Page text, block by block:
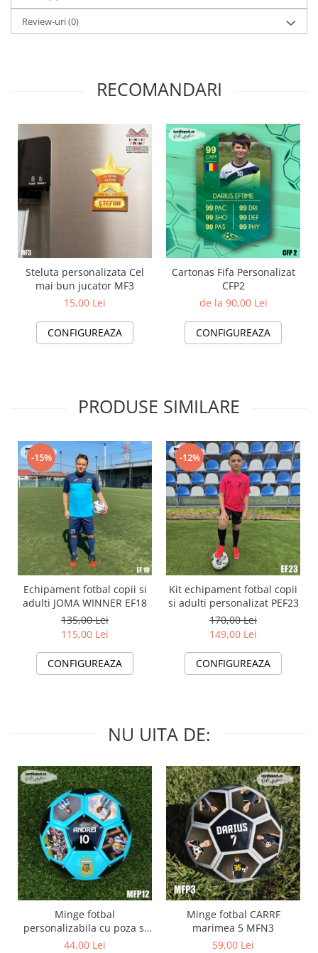
Review-uri(0)
RECOMANDARI
Steluta personalizata Cel
mai bun jucator MF3
15,00 Lei
CONFIGUREAZA
Cartonas Fifa Personalizat
CFP2
de la 90,00 Lei
CONFIGUREAZA
PRODUSE SIMILARE
-15%
Echipament fotbal copii si
adulti JOMA WINNER EF18
135,00 Lei
115,00 Lei
CONFIGUREAZA
-12%
Kit echipament fotbal copii
si adulti personalizat PEF23
170,00 Lei
149,00 Lei
CONFIGUREAZA
NU UITA DE:
Minge fotbal
personalizabila cu poza si
text MFN12
44,00 Lei
Minge fotbal CARRF
marimea 5 MFN3
59,00 Lei